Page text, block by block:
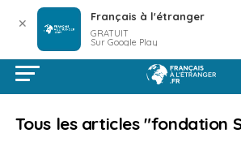
Tous les articles "fondation
✕ Français à l'étranger
GRATUIT
Sur Google Play